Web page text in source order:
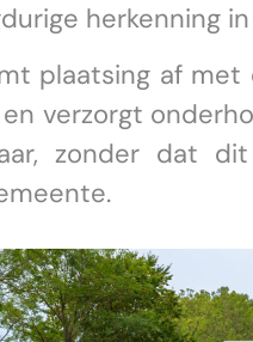
herkenning
plaatsing af
verzorgt
zonder dat